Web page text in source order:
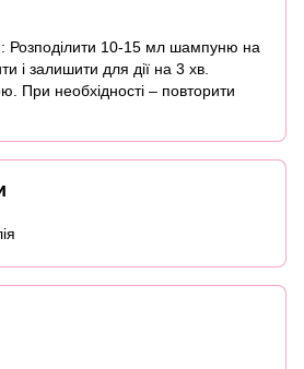
Розподілити 10-15 мл шампуню на
і залишити для дії на 3 хв.
При необхідності – повторити